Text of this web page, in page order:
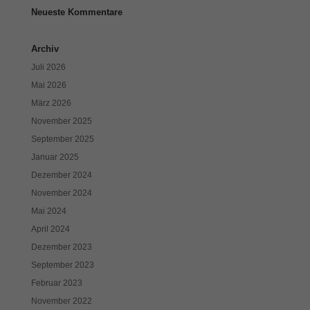
Neueste Kommentare
Archiv
Juli 2026
Mai 2026
März 2026
November 2025
September 2025
Januar 2025
Dezember 2024
November 2024
Mai 2024
April 2024
Dezember 2023
September 2023
Februar 2023
November 2022
Cookies auswählen.
Datenschutzeinstellungen
Essenzielle Cookies ermöglichen grundlegende Funktionen und sind für
Externe Medien (7)
standardmäßig blockiert. Wenn Cookies von externen Medien akzeptiert
werden, bedarf der Zugriff auf diese Inhalte keiner manuellen Einwilligung
mehr.